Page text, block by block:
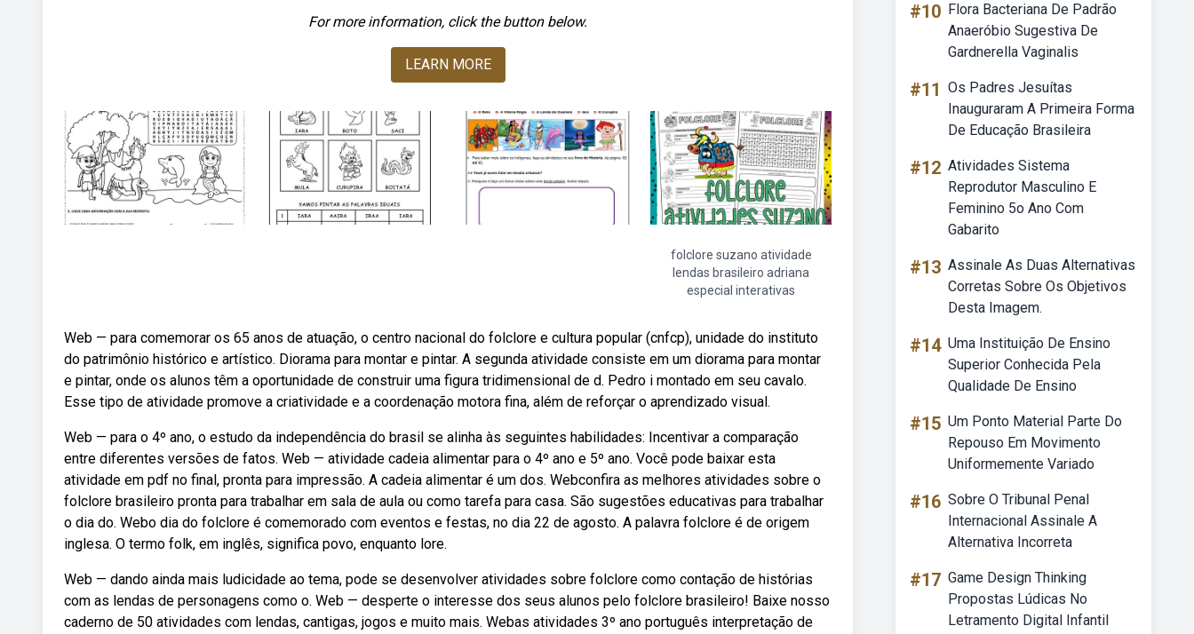
For more information, click the button below.
LEARN MORE
folclore suzano atividade
lendas brasileiro adriana
especial interativas
Web — para comemorar os 65 anos de atuação, o centro nacional do folclore e cultura popular (cnfcp), unidade do instituto
do patrimônio histórico e artístico. Diorama para montar e pintar. A segunda atividade consiste em um diorama para montar
e pintar, onde os alunos têm a oportunidade de construir uma figura tridimensional de d. Pedro i montado em seu cavalo.
Esse tipo de atividade promove a criatividade e a coordenação motora fina, além de reforçar o aprendizado visual.
Web — para o 4º ano, o estudo da independência do brasil se alinha às seguintes habilidades: Incentivar a comparação
entre diferentes versões de fatos. Web — atividade cadeia alimentar para o 4º ano e 5º ano. Você pode baixar esta
atividade em pdf no final, pronta para impressão. A cadeia alimentar é um dos. Webconfira as melhores atividades sobre o
folclore brasileiro pronta para trabalhar em sala de aula ou como tarefa para casa. São sugestões educativas para trabalhar
o dia do. Webo dia do folclore é comemorado com eventos e festas, no dia 22 de agosto. A palavra folclore é de origem
inglesa. O termo folk, em inglês, significa povo, enquanto lore.
Web — dando ainda mais ludicidade ao tema, pode se desenvolver atividades sobre folclore como contação de histórias
com as lendas de personagens como o. Web — desperte o interesse dos seus alunos pelo folclore brasileiro! Baixe nosso
caderno de 50 atividades com lendas, cantigas, jogos e muito mais. Webas atividades 3º ano português interpretação de
#10 Flora Bacteriana De Padrão
Anaeróbio Sugestiva De
Gardnerella Vaginalis
#11 Os Padres Jesuítas
Inauguraram A Primeira Forma
De Educação Brasileira
#12 Atividades Sistema
Reprodutor Masculino E
Feminino 5o Ano Com
Gabarito
#13 Assinale As Duas Alternativas
Corretas Sobre Os Objetivos
Desta Imagem.
#14 Uma Instituição De Ensino
Superior Conhecida Pela
Qualidade De Ensino
#15 Um Ponto Material Parte Do
Repouso Em Movimento
Uniformemente Variado
#16 Sobre O Tribunal Penal
Internacional Assinale A
Alternativa Incorreta
#17 Game Design Thinking
Propostas Lúdicas No
Letramento Digital Infantil